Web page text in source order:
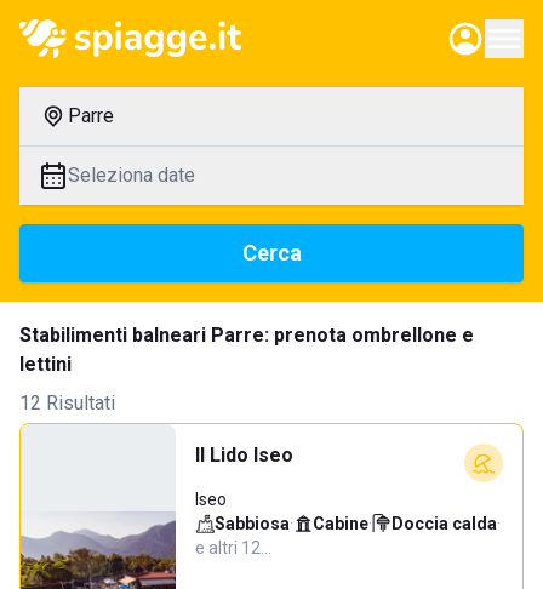
Parre
Seleziona date
Cerca
Stabilimenti balneari Parre: prenota ombrellone e
lettini
12 Risultati
Il Lido Iseo
Iseo
Sabbiosa· Cabine· Doccia calda·
e altri 12…